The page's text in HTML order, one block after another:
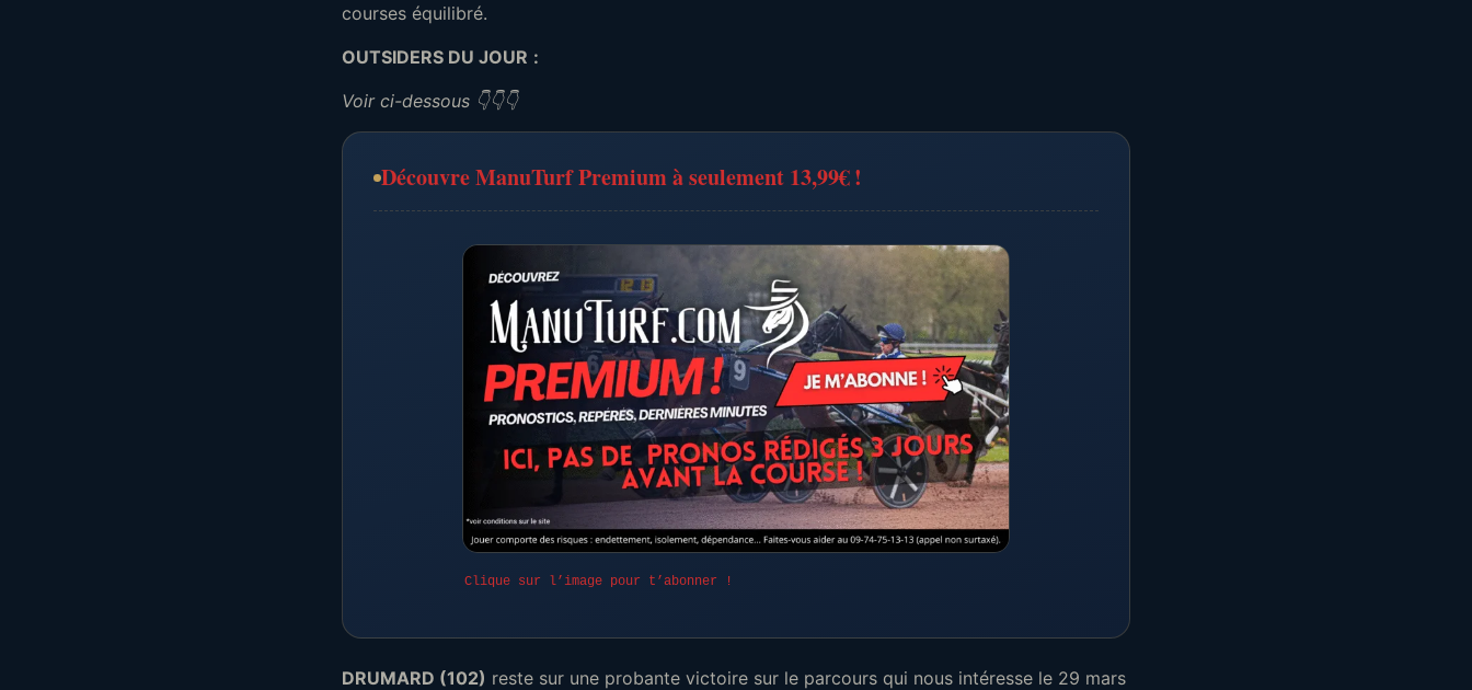
courses équilibré.
OUTSIDERS DU JOUR :
Voir ci-dessous 👇👇👇
Découvre ManuTurf Premium à seulement 13,99€!
Clique sur l’image pour t’abonner !
DRUMARD (102) reste sur une probante victoire sur le parcours qui nous intéresse le 29 mars